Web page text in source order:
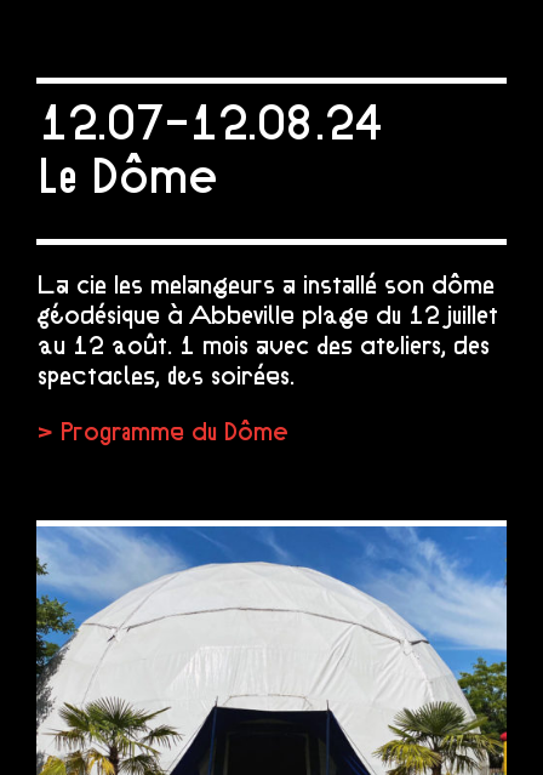
12.07-12.08.24
Le Dôme
La cie les melangeurs a installé son dôme
géodésique à Abbeville plage du 12 juillet
au 12 août. 1 mois avec des ateliers, des
spectacles, des soirées…
> Programme du Dôme